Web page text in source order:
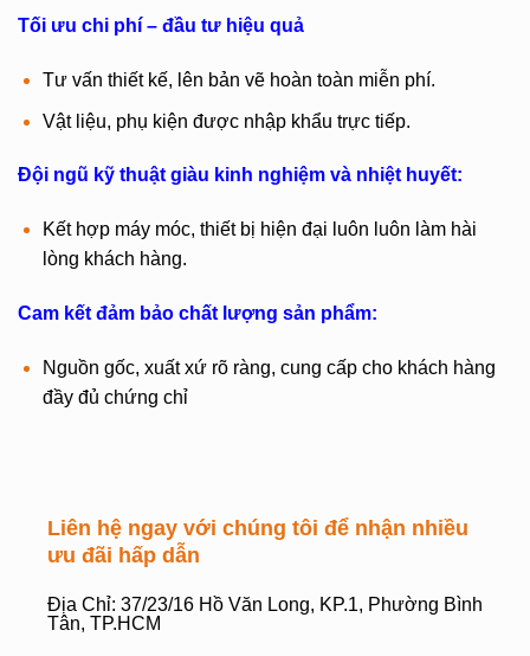
Tối ưu chi phí – đầu tư hiệu quả
Tư vấn thiết kế, lên bản vẽ hoàn toàn miễn phí.
Vật liệu, phụ kiện được nhập khẩu trực tiếp.
Đội ngũ kỹ thuật giàu kinh nghiệm và nhiệt huyết:
Kết hợp máy móc, thiết bị hiện đại luôn luôn làm hài
lòng khách hàng.
Cam kết đảm bảo chất lượng sản phẩm:
Nguồn gốc, xuất xứ rõ ràng, cung cấp cho khách hàng
đầy đủ chứng chỉ
Liên hệ ngay với chúng tôi để nhận nhiều
ưu đãi hấp dẫn
Địa Chỉ: 37/23/16 Hồ Văn Long, KP.1, Phường Bình
Tân, TP.HCM